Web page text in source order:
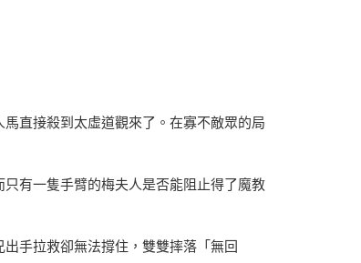
直接殺到太虛道觀來了。在寡不敵眾的局
有一隻手臂的梅夫人是否能阻止得了魔教
手拉救卻無法撐住，雙雙摔落「無回